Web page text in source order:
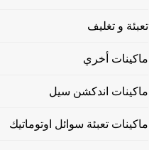
تعبئة و تغليف
ماكينات أخري
ماكينات اندكشن سيل
ماكينات تعبئة سوائل اوتوماتيك